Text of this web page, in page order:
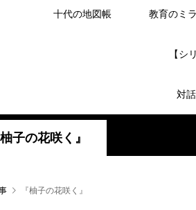
十代の地図帳 教育のミ
【シ
対
柚子の花咲く』
『柚子の花咲く』